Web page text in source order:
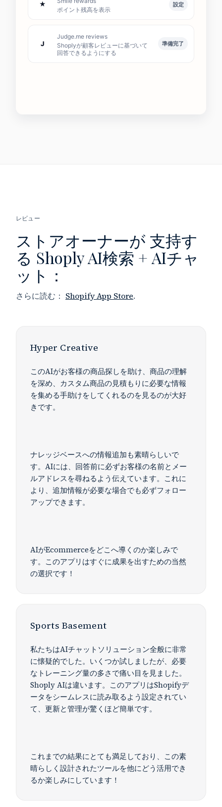
★
ポイント残高を表示
設定
J
Judge.me reviews
Shoplyが顧客レビューに基づいて
回答できるようにする
準備完了
レビュー
ストアオーナーが 支持す
る Shoply AI検索 + AIチャ
ット：
さらに読む： Shopify App Store.
Hyper Creative
このAIがお客様の商品探しを助け、商品の理解
を深め、カスタム商品の見積もりに必要な情報
を集める手助けをしてくれるのを見るのが大好
きです。
ナレッジベースへの情報追加も素晴らしいで
す。AIには、回答前に必ずお客様の名前とメー
ルアドレスを尋ねるよう伝えています。これに
より、追加情報が必要な場合でも必ずフォロー
アップできます。
AIがEcommerceをどこへ導くのか楽しみで
す。このアプリはすぐに成果を出すための当然
の選択です！
Sports Basement
私たちはAIチャットソリューション全般に非常
に懐疑的でした。いくつか試しましたが、必要
なトレーニング量の多さで痛い目を見ました。
Shoply AIは違います。このアプリはShopifyデ
ータをシームレスに読み取るよう設定されてい
て、更新と管理が驚くほど簡単です。
これまでの結果にとても満足しており、この素
晴らしく設計されたツールを他にどう活用でき
るか楽しみにしています！